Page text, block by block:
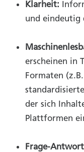
Klarheit:
und eindeutig
erscheinen in
Formaten
der sich
Plattformen
Frage-